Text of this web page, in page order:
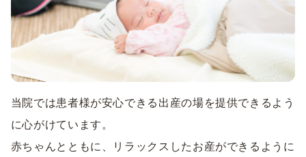
当院では患者様が安心できる出産の場を提供できるよう
に心がけています。
赤ちゃんとともに、リラックスしたお産ができるように